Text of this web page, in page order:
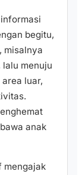
begitu,
misalnya
lalu menuju
luar,
anak
mengajak